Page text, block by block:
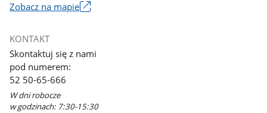
Zobacz na mapie
się
w
nowym
oknie
KONTAKT
Skontaktuj się z nami
pod numerem:
52 50-65-666
W dni robocze
w godzinach: 7:30-15:30